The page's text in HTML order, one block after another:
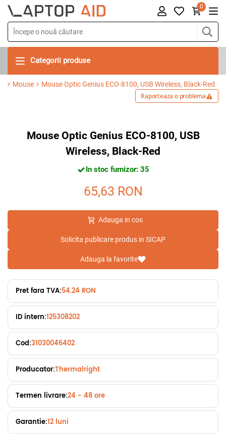
0
Categorii produse
Mouse Mouse Optic Genius ECO-8100, USB Wireless, Black-Red
Raporteaza o problema
Mouse Optic Genius ECO-8100, USB
Wireless, Black-Red
In stoc furnizor: 35
65,63 RON
Adauga in cos
Solicita publicare produs in SICAP
Adauga la favorite
Pret fara TVA:54.24 RON
ID intern:125308202
Cod:31030046402
Producator:Thermalright
Termen livrare:24 - 48 ore
Garantie:12 luni